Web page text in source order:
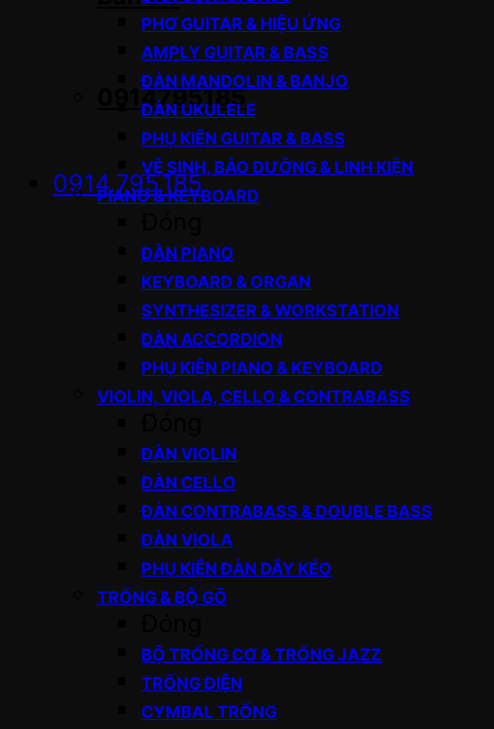
0914795185
0914.795.185
PHƠ GUITAR & HIỆU ỨNG
AMPLY GUITAR & BASS
ĐÀN MANDOLIN & BANJO
ĐÀN UKULELE
PHỤ KIỆN GUITAR & BASS
VỆ SINH, BẢO DƯỠNG & LINH KIỆN
PIANO & KEYBOARD
ĐÀN PIANO
KEYBOARD & ORGAN
SYNTHESIZER & WORKSTATION
ĐÀN ACCORDION
PHỤ KIỆN PIANO & KEYBOARD
VIOLIN, VIOLA, CELLO & CONTRABASS
ĐÀN VIOLIN
ĐÀN CELLO
ĐÀN CONTRABASS & DOUBLE BASS
ĐÀN VIOLA
PHỤ KIỆN ĐÀN DÂY KÉO
TRỐNG & BỘ GÕ
BỘ TRỐNG CƠ & TRỐNG JAZZ
TRỐNG ĐIỆN
CYMBAL TRỐNG